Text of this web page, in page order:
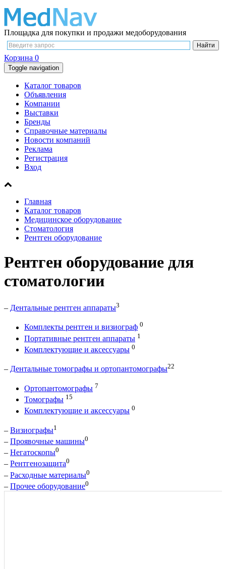
Площадка для покупки и продажи медоборудования
Корзина 0
Toggle navigation
Каталог товаров
Объявления
Компании
Выставки
Бренды
Справочные материалы
Новости компаний
Реклама
Регистрация
Вход
Главная
Каталог товаров
Медицинское оборудование
Стоматология
Рентген оборудование
Рентген оборудование для
стоматологии
– Дентальные рентген аппараты3
Комплекты рентген и визиограф 0
Портативные рентген аппараты 1
Комплектующие и аксессуары 0
– Дентальные томографы и ортопантомографы22
Ортопантомографы 7
Томографы 15
Комплектующие и аксессуары 0
– Визиографы1
– Проявочные машины0
– Негатоскопы0
– Рентгенозащита0
– Расходные материалы0
– Прочее оборудование0